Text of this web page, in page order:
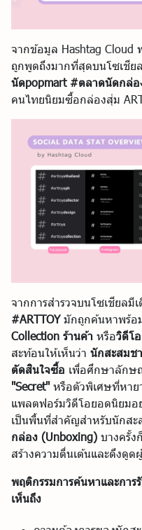
จากข้อมูล Hashtag Cloud
ถูกพูดถึงมากที่สุดบนโซเชีย
นัดpopmart #ตลาดนัดกล่อ
คนไทยนิยมซื้อกล่องสุ่ม ART
จากการสำรวจบนโซเชียลมี
#ARTTOYมักถูกค้นหาพร้อ
Collection ร้านค้า หรือวิดีโ
สะท้อนให้เห็นว่า นักสะสมช
ตัดสินใจซื้อ เพื่อศึกษาลักษ
"Secret"หรือตัวพิเศษที่หาย
แพลตฟอร์มวิดีโอยอดนิยมอ
เป็นพื้นที่สำคัญสำหรับนักสะ
กล่อง (Unboxing) บางครั้ง
สร้างความตื่นเต้นและดึงดูด
พฤติกรรมการค้นหาและกา
เห็นถึง